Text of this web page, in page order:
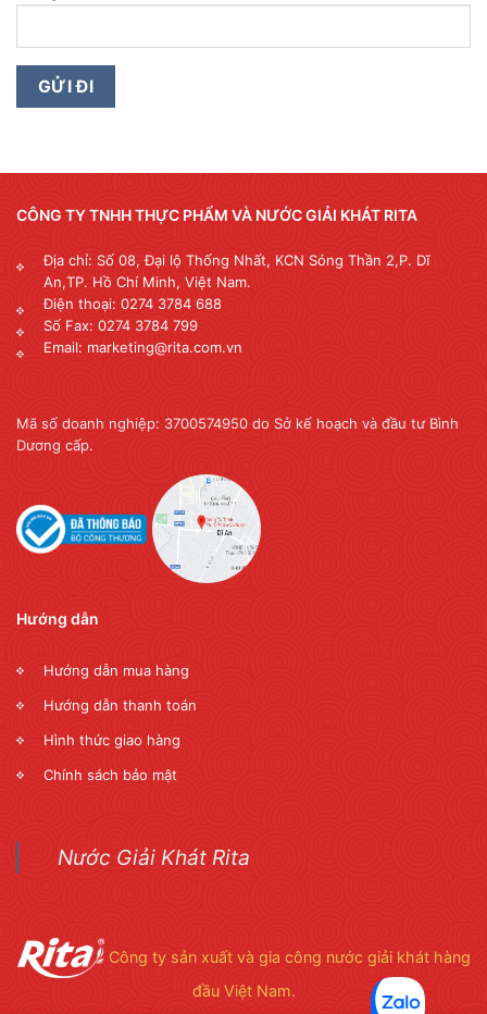
CÔNG TY TNHH THỰC PHẨM VÀ NƯỚC GIẢI KHÁT RITA
Địa chỉ: Số 08, Đại lộ Thống Nhất, KCN Sóng Thần 2,P. Dĩ
An,TP. Hồ Chí Minh, Việt Nam.
Điện thoại: 0274 3784 688
Số Fax: 0274 3784 799
Email: marketing@rita.com.vn
Mã số doanh nghiệp: 3700574950 do Sở kế hoạch và đầu tư Bình
Dương cấp.
Hướng dẫn
Hướng dẫn mua hàng
Hướng dẫn thanh toán
Hình thức giao hàng
Chính sách bảo mật
Nước Giải Khát Rita
Công ty sản xuất và gia công nước giải khát hàng
đầu Việt Nam.